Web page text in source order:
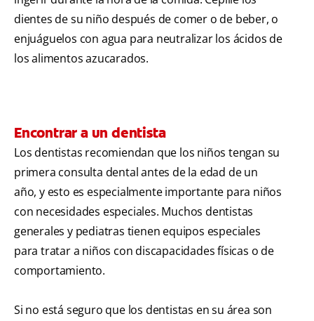
dientes de su niño después de comer o de beber, o
enjuáguelos con agua para neutralizar los ácidos de
los alimentos azucarados.
Encontrar a un dentista
Los dentistas recomiendan que los niños tengan su
primera consulta dental antes de la edad de un
año, y esto es especialmente importante para niños
con necesidades especiales. Muchos dentistas
generales y pediatras tienen equipos especiales
para tratar a niños con discapacidades físicas o de
comportamiento.
Si no está seguro que los dentistas en su área son